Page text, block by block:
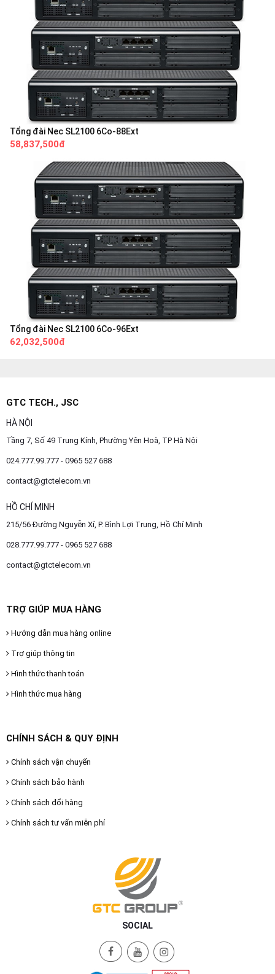
Tổng đài Nec SL2100 6Co-88Ext
58,837,500đ
Tổng đài Nec SL2100 6Co-96Ext
62,032,500đ
GTC TECH., JSC
HÀ NỘI
Tầng 7, Số 49 Trung Kính, Phường Yên Hoà, TP Hà Nội
024.777.99.777 - 0965 527 688
contact@gtctelecom.vn
HỒ CHÍ MINH
215/56 Đường Nguyễn Xí, P. Bình Lợi Trung, Hồ Chí Minh
028.777.99.777 - 0965 527 688
contact@gtctelecom.vn
TRỢ GIÚP MUA HÀNG
Hướng dẫn mua hàng online
Trợ giúp thông tin
Hình thức thanh toán
Hình thức mua hàng
CHÍNH SÁCH & QUY ĐỊNH
Chính sách vận chuyển
Chính sách bảo hành
Chính sách đổi hàng
Chính sách tư vấn miễn phí
SOCIAL